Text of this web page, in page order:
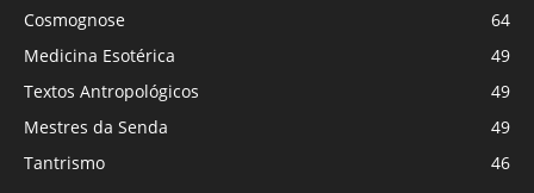
Cosmognose
64
Medicina Esotérica
49
Textos Antropológicos
49
Mestres da Senda
49
Tantrismo
46